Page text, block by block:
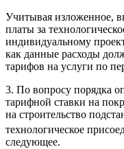
Учитывая изложенное,
платы за
индивидуальному
как данные расходы
тарифов на услуги по
3. По вопросу порядка
тарифной ставки на
на строительство
технологическое
следующее.